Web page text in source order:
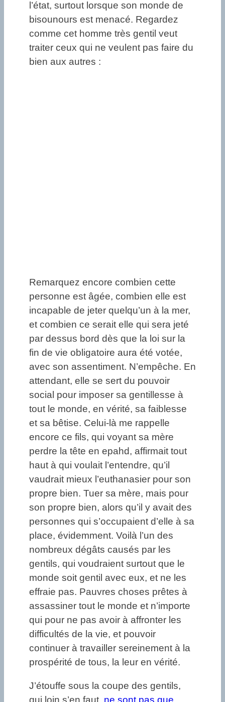
l’état, surtout lorsque son monde de
bisounours est menacé. Regardez
comme cet homme très gentil veut
traiter ceux qui ne veulent pas faire du
bien aux autres :
Remarquez encore combien cette
personne est âgée, combien elle est
incapable de jeter quelqu’un à la mer,
et combien ce serait elle qui sera jeté
par dessus bord dès que la loi sur la
fin de vie obligatoire aura été votée,
avec son assentiment. N’empêche. En
attendant, elle se sert du pouvoir
social pour imposer sa gentillesse à
tout le monde, en vérité, sa faiblesse
et sa bêtise. Celui-là me rappelle
encore ce fils, qui voyant sa mère
perdre la tête en epahd, affirmait tout
haut à qui voulait l’entendre, qu’il
vaudrait mieux l’euthanasier pour son
propre bien. Tuer sa mère, mais pour
son propre bien, alors qu’il y avait des
personnes qui s’occupaient d’elle à sa
place, évidemment. Voilà l’un des
nombreux dégâts causés par les
gentils, qui voudraient surtout que le
monde soit gentil avec eux, et ne les
effraie pas. Pauvres choses prêtes à
assassiner tout le monde et n’importe
qui pour ne pas avoir à affronter les
difficultés de la vie, et pouvoir
continuer à travailler sereinement à la
prospérité de tous, la leur en vérité.
J’étouffe sous la coupe des gentils,
qui loin s’en faut, ne sont pas que